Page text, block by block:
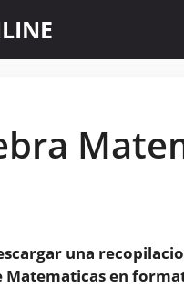
una
Matematicas en